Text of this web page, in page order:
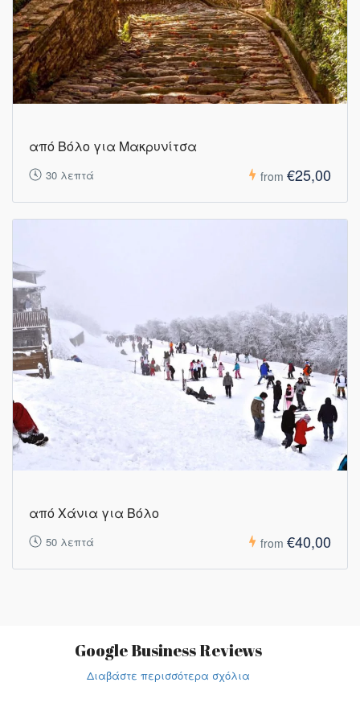
από Βόλο για Μακρυνίτσα
30 λεπτά from €25,00
από Χάνια για Βόλο
50 λεπτά from €40,00
Google Business Reviews
Διαβάστε περισσότερα σχόλια